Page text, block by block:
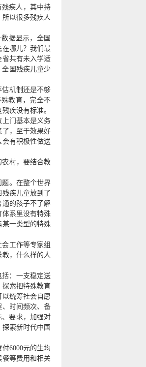
残疾人，其中持
以很多残疾人
据显示，全国
在哪儿？我们最
省共有未入学适
全国残疾儿童少
估机制还是不够
教育，完全不
疾没有标准。
上门基本是义务
了，至于效果好
有积极性做送
村，要结合教
。在整个世界
疾儿童放到了
的孩子不了解
系里没有特殊
一类型的特殊
工作等专家组
，什么样的人
括：一支稳定送
索把特殊教育
统筹社会自愿
、时间频次、备
、要求，加强对
索新时代中国
6000元的生均
等费用和相关